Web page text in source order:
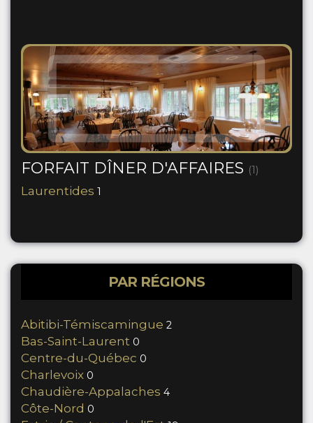
FORFAIT DÎNER D'AFFAIRES (1)
Laurentides 1
PAR RÉGIONS
Abitibi-Témiscamingue 2
Bas-Saint-Laurent 0
Centre-du-Québec 0
Charlevoix 0
Chaudière-Appalaches 4
Côte-Nord 0